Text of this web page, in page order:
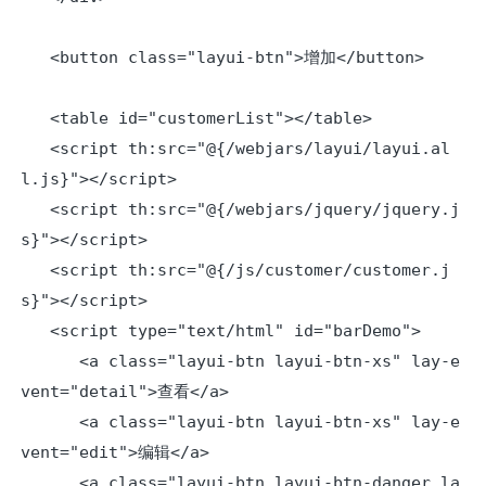
<button class="layui-btn">增加</button>
<table id="customerList"></table>
<script th:src="@{/webjars/layui/layui.al
l.js}"></script>
<script th:src="@{/webjars/jquery/jquery.j
s}"></script>
<script th:src="@{/js/customer/customer.j
s}"></script>
<script type="text/html" id="barDemo">
<a class="layui-btn layui-btn-xs" lay-e
vent="detail">查看</a>
<a class="layui-btn layui-btn-xs" lay-e
vent="edit">编辑</a>